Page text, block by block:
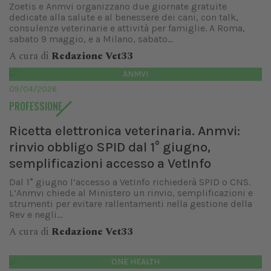
Zoetis e Anmvi organizzano due giornate gratuite
dedicate alla salute e al benessere dei cani, con talk,
consulenze veterinarie e attività per famiglie. A Roma,
sabato 9 maggio, e a Milano, sabato...
A cura di Redazione Vet33
ANMVI
09/04/2026
PROFESSIONE
Ricetta elettronica veterinaria. Anmvi:
rinvio obbligo SPID dal 1° giugno,
semplificazioni accesso a VetInfo
Dal 1° giugno l’accesso a VetInfo richiederà SPID o CNS.
L’Anmvi chiede al Ministero un rinvio, semplificazioni e
strumenti per evitare rallentamenti nella gestione della
Rev e negli...
A cura di Redazione Vet33
ONE HEALTH